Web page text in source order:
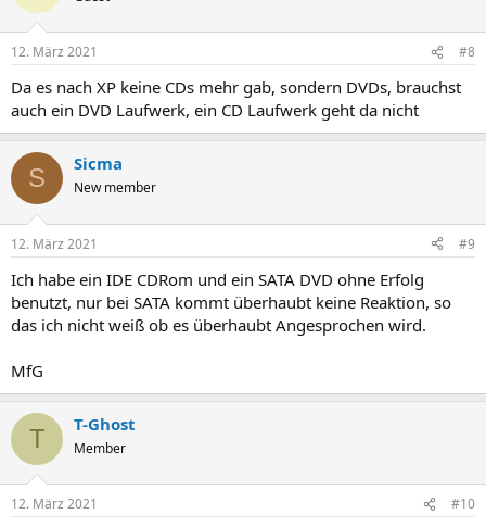
12. März 2021 #8
Da es nach XP keine CDs mehr gab, sondern DVDs, brauchst
auch ein DVD Laufwerk, ein CD Laufwerk geht da nicht
S Sicma
New member
12. März 2021 #9
Ich habe ein IDE CDRom und ein SATA DVD ohne Erfolg
benutzt, nur bei SATA kommt überhaubt keine Reaktion, so
das ich nicht weiß ob es überhaubt Angesprochen wird.
MfG
T T-Ghost
Member
12. März 2021 #10